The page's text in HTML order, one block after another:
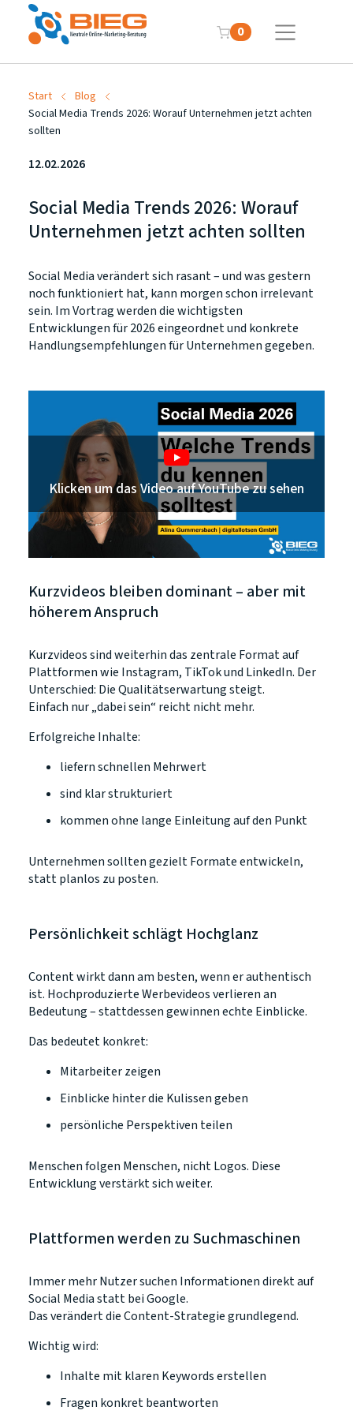
0
Start
Blog
Social Media Trends 2026: Worauf Unternehmen jetzt achten
sollten
12.02.2026
Social Media Trends 2026: Worauf
Unternehmen jetzt achten sollten
Social Media verändert sich rasant – und was gestern
noch funktioniert hat, kann morgen schon irrelevant
sein. Im Vortrag werden die wichtigsten
Entwicklungen für 2026 eingeordnet und konkrete
Handlungsempfehlungen für Unternehmen gegeben.
Klicken um das Video auf YouTube zu sehen
Kurzvideos bleiben dominant – aber mit
höherem Anspruch
Kurzvideos sind weiterhin das zentrale Format auf
Plattformen wie Instagram, TikTok und LinkedIn. Der
Unterschied: Die Qualitätserwartung steigt.
Einfach nur „dabei sein“ reicht nicht mehr.
Erfolgreiche Inhalte:
liefern schnellen Mehrwert
sind klar strukturiert
kommen ohne lange Einleitung auf den Punkt
Unternehmen sollten gezielt Formate entwickeln,
statt planlos zu posten.
Persönlichkeit schlägt Hochglanz
Content wirkt dann am besten, wenn er authentisch
ist. Hochproduzierte Werbevideos verlieren an
Bedeutung – stattdessen gewinnen echte Einblicke.
Das bedeutet konkret:
Mitarbeiter zeigen
Einblicke hinter die Kulissen geben
persönliche Perspektiven teilen
Menschen folgen Menschen, nicht Logos. Diese
Entwicklung verstärkt sich weiter.
Plattformen werden zu Suchmaschinen
Immer mehr Nutzer suchen Informationen direkt auf
Social Media statt bei Google.
Das verändert die Content-Strategie grundlegend.
Wichtig wird:
Inhalte mit klaren Keywords erstellen
Fragen konkret beantworten